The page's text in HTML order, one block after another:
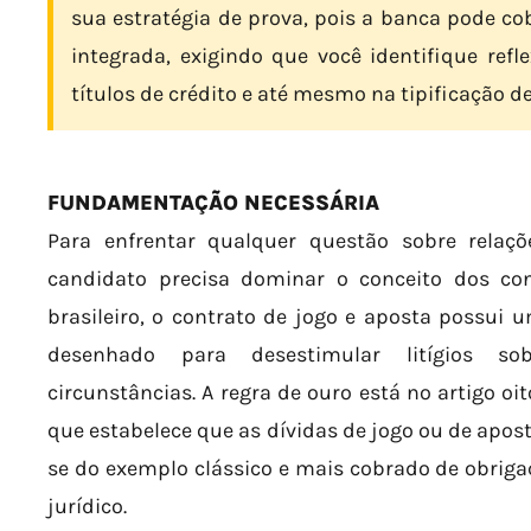
sua estratégia de prova, pois a banca pode
integrada, exigindo que você identifique
títulos de crédito e até mesmo na tipificação
FUNDAMENTAÇÃO NECESSÁRIA
Para enfrentar qualquer questão sobre
candidato precisa dominar o conceito dos
brasileiro, o contrato de jogo e aposta possui
desenhado para desestimular litígios
circunstâncias. A regra de ouro está no artigo
que estabelece que as dívidas de jogo ou de
se do exemplo clássico e mais cobrado de
jurídico.